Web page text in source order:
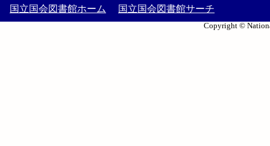
国立国会図書館ホーム 国立国会図書館サーチ
Copyright ©